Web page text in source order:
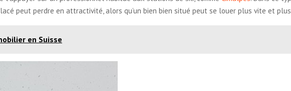
peut perdre en attractivité, alors qu’un bien bien situé peut se louer plus vite et
en Suisse